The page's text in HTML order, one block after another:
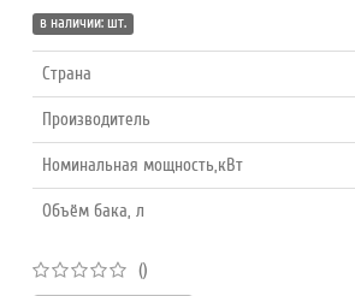
в наличии: шт.
Страна
Производитель
Номинальная мощность,кВт
Объём бака, л
()